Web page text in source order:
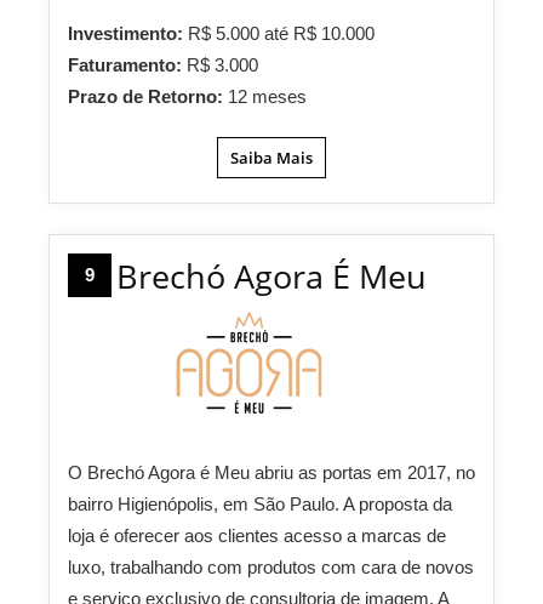
Investimento: R$ 5.000 até R$ 10.000
Faturamento: R$ 3.000
Prazo de Retorno: 12 meses
Saiba Mais
9 Brechó Agora É Meu
O Brechó Agora é Meu abriu as portas em 2017, no
bairro Higienópolis, em São Paulo. A proposta da
loja é oferecer aos clientes acesso a marcas de
luxo, trabalhando com produtos com cara de novos
e serviço exclusivo de consultoria de imagem. A